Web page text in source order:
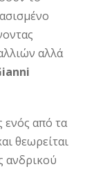
αλλά
ενός από τα
θεωρείται
ανδρικού